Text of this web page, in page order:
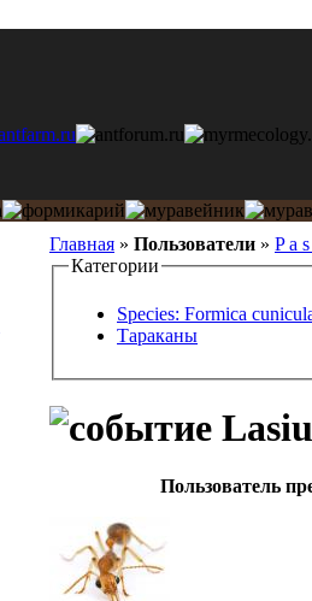
Главная » Пользователи » P a
Категории
Species: Formica
Тараканы
Пользователь